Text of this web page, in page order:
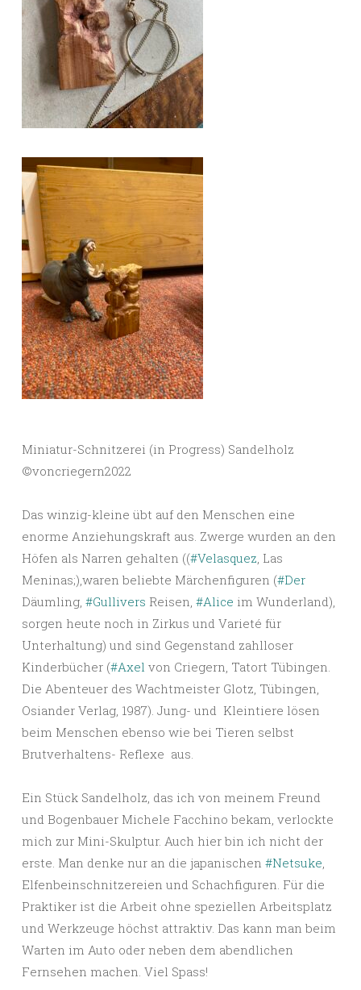
Miniatur-Schnitzerei (in Progress) Sandelholz
©️voncriegern2022
Das winzig-kleine übt auf den Menschen eine
enorme Anziehungskraft aus. Zwerge wurden an den
Höfen als Narren gehalten ((#Velasquez, Las
Meninas;),waren beliebte Märchenfiguren (#Der
Däumling, #Gullivers Reisen, #Alice im Wunderland),
sorgen heute noch in Zirkus und Varieté für
Unterhaltung) und sind Gegenstand zahlloser
Kinderbücher (#Axel von Criegern, Tatort Tübingen.
Die Abenteuer des Wachtmeister Glotz, Tübingen,
Osiander Verlag, 1987). Jung- und Kleintiere lösen
beim Menschen ebenso wie bei Tieren selbst
Brutverhaltens- Reflexe aus.
Ein Stück Sandelholz, das ich von meinem Freund
und Bogenbauer Michele Facchino bekam, verlockte
mich zur Mini-Skulptur. Auch hier bin ich nicht der
erste. Man denke nur an die japanischen #Netsuke,
Elfenbeinschnitzereien und Schachfiguren. Für die
Praktiker ist die Arbeit ohne speziellen Arbeitsplatz
und Werkzeuge höchst attraktiv. Das kann man beim
Warten im Auto oder neben dem abendlichen
Fernsehen machen. Viel Spass!